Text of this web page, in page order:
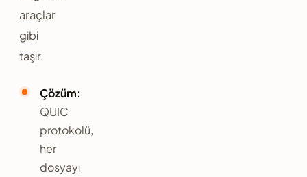
araçlar
gibi
taşır.
Çözüm:
QUIC
protokolü,
her
dosyayı